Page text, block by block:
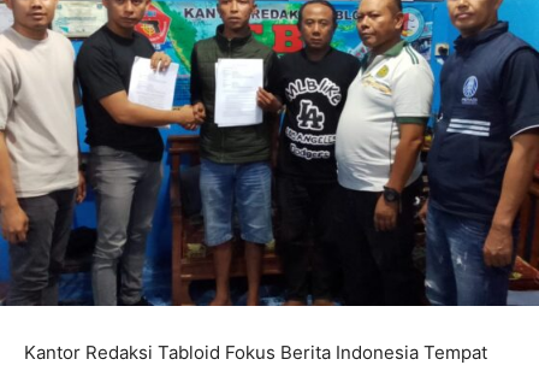
Kantor Redaksi Tabloid Fokus Berita Indonesia Tempat